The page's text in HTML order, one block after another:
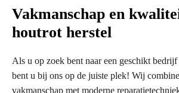
Vakmanschap en
houtrot herstel
Als u op zoek bent naar een geschikt
bent u bij ons op de juiste plek! Wij
vakmanschap met moderne